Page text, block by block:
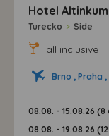
Hotel
Turecko > Side
all inclusive
Brno , Praha
08.08. - 15.08.26 (8
08.08. - 19.08.26